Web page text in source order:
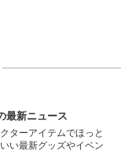
最新ニュース
ターアイテムでほっと
い最新グッズやイベン